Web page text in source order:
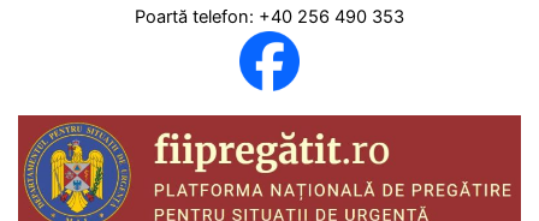
Poartă telefon: +40 256 490 353